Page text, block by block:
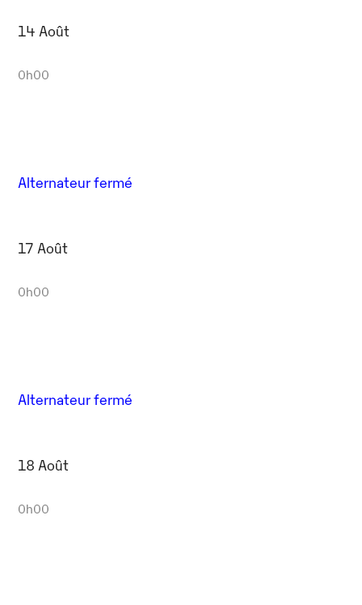
14 Août
0h00
Alternateur fermé
17 Août
0h00
Alternateur fermé
18 Août
0h00